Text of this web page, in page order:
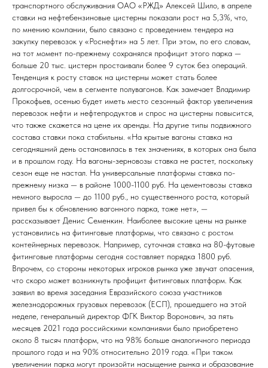
транспортного обслуживания ОАО «РЖД» Алексей Шило, в апреле
ставки на нефтебензиновые цистерны показали рост на 5,3%, что,
по мнению компании, было связано с проведением тендера на
закупку перевозок у «Роснефти» на 5 лет. При этом, по его словам,
на тот момент по-прежнему сохранялся профицит этого парка —
больше 20 тыс. цистерн простаивали более 9 суток без операций.
Тенденция к росту ставок на цистерны может стать более
долгосрочной, чем в сегменте полувагонов. Как замечает Владимир
Прокофьев, осенью будет иметь место сезонный фактор увеличения
перевозок нефти и нефтепродуктов и спрос на цистерны повысится,
что также скажется на цене их аренды. На другие типы подвижного
состава ставки пока стабильны. «На крытые вагоны ставка на
сегодняшний день остановилась в тех значениях, в которых она была
и в прошлом году. На вагоны-зерновозы ставка не растет, поскольку
сезон еще не настал. На универсальные платформы ставка по-
прежнему низка — в районе 1000-1100 руб. На цементовозы ставка
немного выросла — до 1100 руб., но существенного роста, который
привел бы к обновлению вагонного парка, тоже нет», —
рассказывает Денис Семенкин. Наиболее высокие цены на рынке
установились на фитинговые платформы, что связано с ростом
контейнерных перевозок. Например, суточная ставка на 80-футовые
фитинговые платформы сегодня составляет порядка 1800 руб.
Впрочем, со стороны некоторых игроков рынка уже звучат опасения,
что скоро может возникнуть профицит фитинговых платформ. Как
заявил во время заседания Евразийского союза участников
железнодорожных грузовых перевозок (ЕСП), прошедшего на этой
неделе, генеральный директор ФГК Виктор Воронович, за пять
месяцев 2021 года российскими компаниями было приобретено
около 8 тысяч платформ, что на 98% больше аналогичного периода
прошлого года и на 90% относительно 2019 года. «При таком
увеличении парка могут произойти насыщение рынка и образование